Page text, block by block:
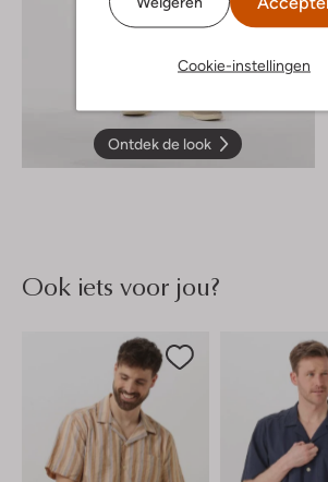
Cookie-instellingen
Ontdek de look
Ook iets voor jou?